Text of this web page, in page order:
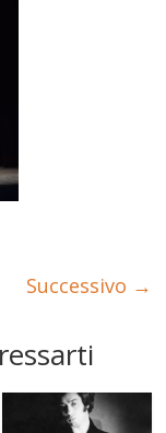
Successivo →